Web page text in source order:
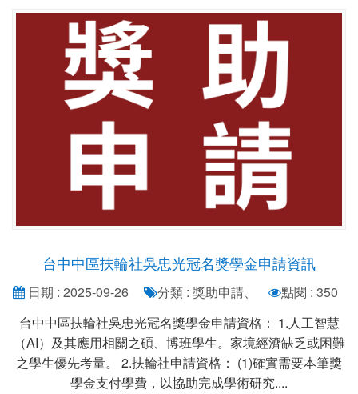
台中中區扶輪社吳忠光冠名獎學金申請資訊
日期 : 2025-09-26 分類 : 獎助申請、
點閱 : 350
台中中區扶輪社吳忠光冠名獎學金申請資格： 1.人工智慧
（AI）及其應用相關之碩、博班學生。家境經濟缺乏或困難
之學生優先考量。 2.扶輪社申請資格： (1)確實需要本筆獎
學金支付學費，以協助完成學術研究....